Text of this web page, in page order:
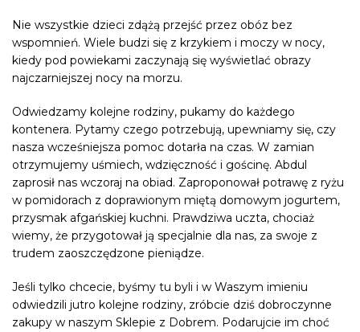
Nie wszystkie dzieci zdążą przejść przez obóz bez
wspomnień. Wiele budzi się z krzykiem i moczy w nocy,
kiedy pod powiekami zaczynają się wyświetlać obrazy
najczarniejszej nocy na morzu.
Odwiedzamy kolejne rodziny, pukamy do każdego
kontenera. Pytamy czego potrzebują, upewniamy się, czy
nasza wcześniejsza pomoc dotarła na czas. W zamian
otrzymujemy uśmiech, wdzięczność i gościnę. Abdul
zaprosił nas wczoraj na obiad. Zaproponował potrawę z ryżu
w pomidorach z doprawionym miętą domowym jogurtem,
przysmak afgańskiej kuchni. Prawdziwa uczta, chociaż
wiemy, że przygotował ją specjalnie dla nas, za swoje z
trudem zaoszczędzone pieniądze.
Jeśli tylko chcecie, byśmy tu byli i w Waszym imieniu
odwiedzili jutro kolejne rodziny, zróbcie dziś dobroczynne
zakupy w naszym Sklepie z Dobrem. Podarujcie im choć